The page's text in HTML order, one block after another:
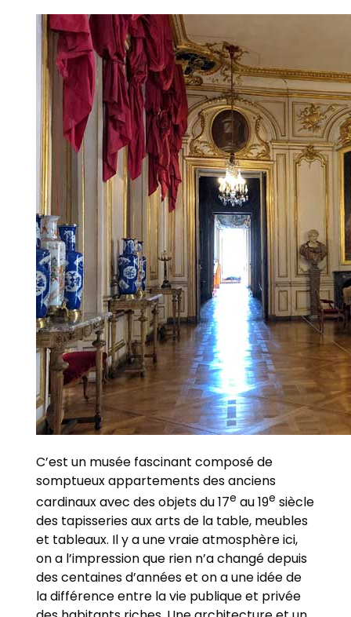
C’est un musée fascinant composé de
somptueux appartements des anciens
cardinaux avec des objets du 17e au 19e siècle
des tapisseries aux arts de la table, meubles
et tableaux. Il y a une vraie atmosphère ici,
on a l’impression que rien n’a changé depuis
des centaines d’années et on a une idée de
la différence entre la vie publique et privée